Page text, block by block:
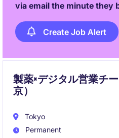
via email the minute they
Create Job Alert
製薬×デジタル営業チ
京）
Tokyo
Permanent